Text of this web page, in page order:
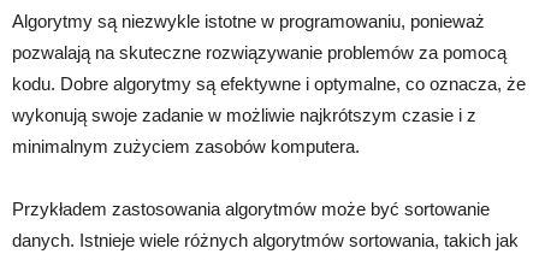
Algorytmy są niezwykle istotne w programowaniu, ponieważ
pozwalają na skuteczne rozwiązywanie problemów za pomocą
kodu. Dobre algorytmy są efektywne i optymalne, co oznacza, że
wykonują swoje zadanie w możliwie najkrótszym czasie i z
minimalnym zużyciem zasobów komputera.
Przykładem zastosowania algorytmów może być sortowanie
danych. Istnieje wiele różnych algorytmów sortowania, takich jak